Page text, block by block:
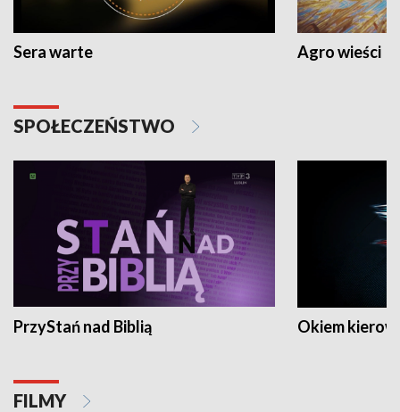
Sera warte Agro wieści
SPOŁECZEŃSTWO
PrzyStań nad Biblią Okiem
FILMY